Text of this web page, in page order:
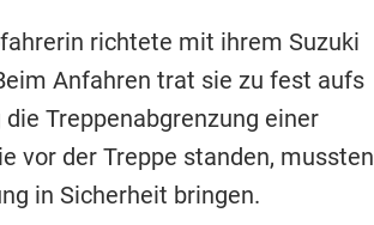
richtete mit ihrem Suzuki
Anfahren trat sie zu fest aufs
Treppenabgrenzung einer
vor der Treppe standen, mussten
in Sicherheit bringen.